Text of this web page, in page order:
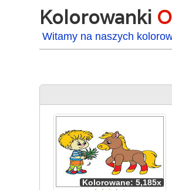
Kolorowanki
Witamy na naszych
Kolorowane: 5,185x